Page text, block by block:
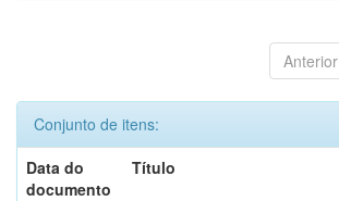
Anterior
Conjunto de itens:
Data do
documento
Título